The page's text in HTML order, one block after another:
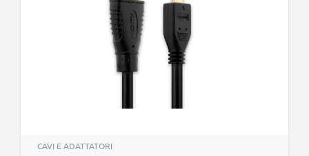
CAVI E ADATTATORI